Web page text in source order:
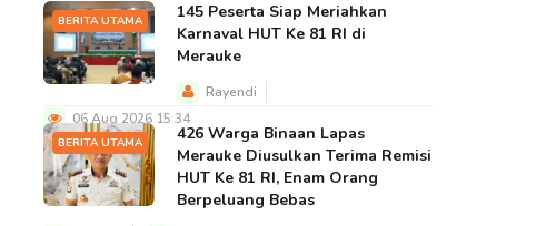
BERITA UTAMA
145 Peserta Siap Meriahkan
Karnaval HUT Ke 81 RI di
Merauke
Rayendi
06 Aug 2026 15:34
BERITA UTAMA
426 Warga Binaan Lapas
Merauke Diusulkan Terima Remisi
HUT Ke 81 RI, Enam Orang
Berpeluang Bebas